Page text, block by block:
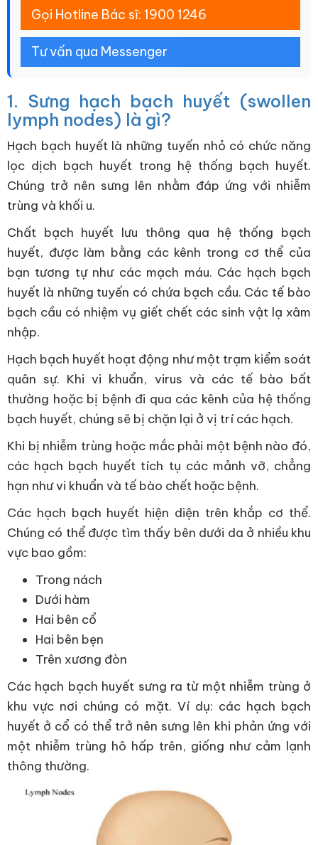
Gọi Hotline Bác sĩ: 1900 1246
Tư vấn qua Messenger
1. Sưng hạch bạch huyết (swollen
lymph nodes) là gì?
Hạch bạch huyết là những tuyến nhỏ có chức năng
lọc dịch bạch huyết trong hệ thống bạch huyết.
Chúng trở nên sưng lên nhằm đáp ứng với nhiễm
trùng và khối u.
Chất bạch huyết lưu thông qua hệ thống bạch
huyết, được làm bằng các kênh trong cơ thể của
bạn tương tự như các mạch máu. Các hạch bạch
huyết là những tuyến có chứa bạch cầu. Các tế bào
bạch cầu có nhiệm vụ giết chết các sinh vật lạ xâm
nhập.
Hạch bạch huyết hoạt động như một trạm kiểm soát
quân sự. Khi vi khuẩn, virus và các tế bào bất
thường hoặc bị bệnh đi qua các kênh của hệ thống
bạch huyết, chúng sẽ bị chặn lại ở vị trí các hạch.
Khi bị nhiễm trùng hoặc mắc phải một bệnh nào đó,
các hạch bạch huyết tích tụ các mảnh vỡ, chẳng
hạn như vi khuẩn và tế bào chết hoặc bệnh.
Các hạch bạch huyết hiện diện trên khắp cơ thể.
Chúng có thể được tìm thấy bên dưới da ở nhiều khu
vực bao gồm:
Trong nách
Dưới hàm
Hai bên cổ
Hai bên bẹn
Trên xương đòn
Các hạch bạch huyết sưng ra từ một nhiễm trùng ở
khu vực nơi chúng có mặt. Ví dụ: các hạch bạch
huyết ở cổ có thể trở nên sưng lên khi phản ứng với
một nhiễm trùng hô hấp trên, giống như cảm lạnh
thông thường.